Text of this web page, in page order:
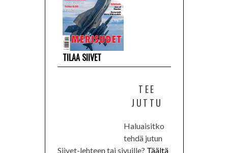
TILAA SIIVET
TEE
JUTTU
Haluaisitko
tehdä jutun
Siivet-lehteen tai sivuille? Täältä